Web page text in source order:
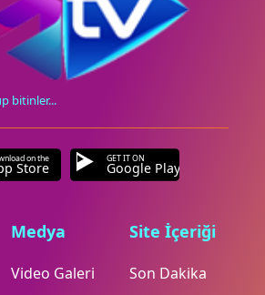
bitinler...
on the
Store
GET IT ON
Google Play
Medya
Video Galeri
Site İçeriği
Son Dakika